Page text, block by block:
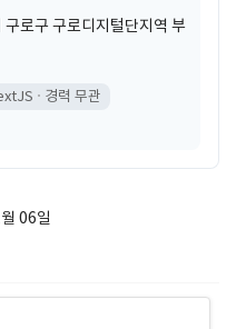
구로구 구로디지털단지역 부
경력 무관
06일